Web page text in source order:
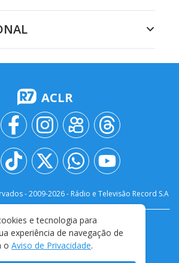
ACLR
- 2009-2026- Rádio e Televisão Record S.A
FALE CONOSCO
PRIVACIDADE
E CONDIÇÕES DE USO
e tecnologia para
experiência de navegação de
o Aviso de Privacidade.